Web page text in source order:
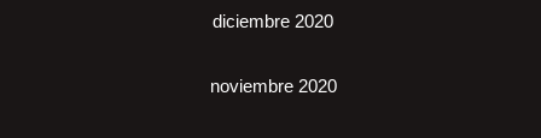
diciembre 2020
noviembre 2020